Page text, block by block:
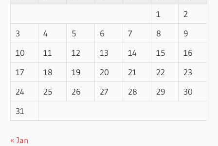
1
2
3
4 5 6 7 8
9
10
11 12 13 14 15
16
17
18 19 20 21 22
23
24
25 26 27 28 29
30
31
« Jan